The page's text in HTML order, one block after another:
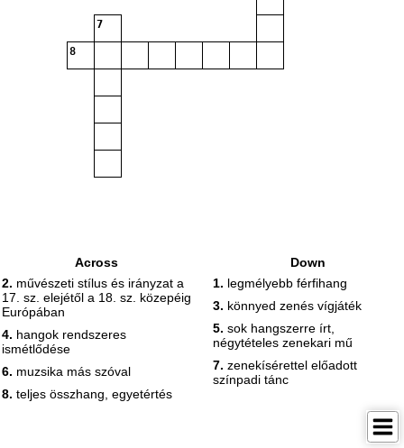
7
8
Across
2. művészeti stílus és irányzat a
17. sz. elejétől a 18. sz. közepéig
Európában
4. hangok rendszeres
ismétlődése
6. muzsika más szóval
8. teljes összhang, egyetértés
Down
1. legmélyebb férfihang
3. könnyed zenés vígjáték
5. sok hangszerre írt,
négytételes zenekari mű
7. zenekísérettel előadott
színpadi tánc